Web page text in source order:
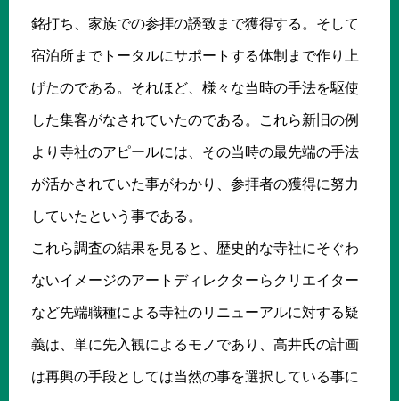
銘打ち、家族での参拝の誘致まで獲得する。そして
宿泊所までトータルにサポートする体制まで作り上
げたのである。それほど、様々な当時の手法を駆使
した集客がなされていたのである。これら新旧の例
より寺社のアピールには、その当時の最先端の手法
が活かされていた事がわかり、参拝者の獲得に努力
していたという事である。
これら調査の結果を見ると、歴史的な寺社にそぐわ
ないイメージのアートディレクターらクリエイター
など先端職種による寺社のリニューアルに対する疑
義は、単に先入観によるモノであり、高井氏の計画
は再興の手段としては当然の事を選択している事に